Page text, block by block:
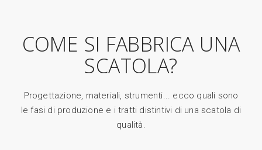
COME SI FABBRICA UNA
SCATOLA?
Progettazione, materiali, strumenti... ecco quali sono
le fasi di produzione e i tratti distintivi di una scatola di
qualità.